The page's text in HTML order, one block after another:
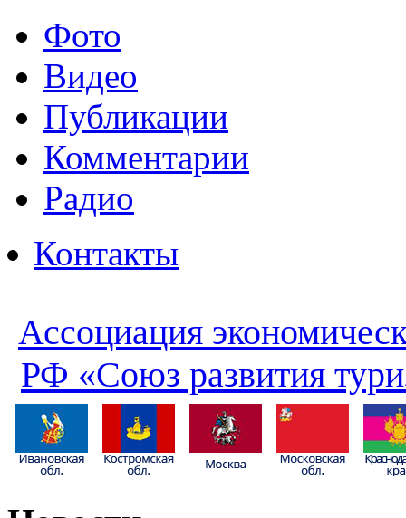
Фото
Видео
Публикации
Комментарии
Радио
Контакты
Ассоциация
РФ «Союз развития